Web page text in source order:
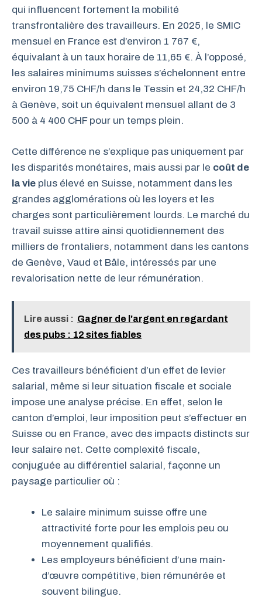
qui influencent fortement la mobilité
transfrontalière des travailleurs. En 2025, le SMIC
mensuel en France est d’environ 1 767 €,
équivalant à un taux horaire de 11,65 €. À l’opposé,
les salaires minimums suisses s’échelonnent entre
environ 19,75 CHF/h dans le Tessin et 24,32 CHF/h
à Genève, soit un équivalent mensuel allant de 3
500 à 4 400 CHF pour un temps plein.
Cette différence ne s’explique pas uniquement par
les disparités monétaires, mais aussi par le coût de
la vie plus élevé en Suisse, notamment dans les
grandes agglomérations où les loyers et les
charges sont particulièrement lourds. Le marché du
travail suisse attire ainsi quotidiennement des
milliers de frontaliers, notamment dans les cantons
de Genève, Vaud et Bâle, intéressés par une
revalorisation nette de leur rémunération.
Lire aussi : Gagner de l'argent en regardant
des pubs : 12 sites fiables
Ces travailleurs bénéficient d’un effet de levier
salarial, même si leur situation fiscale et sociale
impose une analyse précise. En effet, selon le
canton d’emploi, leur imposition peut s’effectuer en
Suisse ou en France, avec des impacts distincts sur
leur salaire net. Cette complexité fiscale,
conjuguée au différentiel salarial, façonne un
paysage particulier où :
Le salaire minimum suisse offre une
attractivité forte pour les emplois peu ou
moyennement qualifiés.
Les employeurs bénéficient d’une main-
d’œuvre compétitive, bien rémunérée et
souvent bilingue.